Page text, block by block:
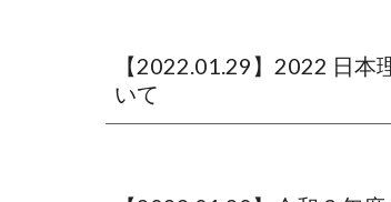
【2022.01.29】2022 日
いて